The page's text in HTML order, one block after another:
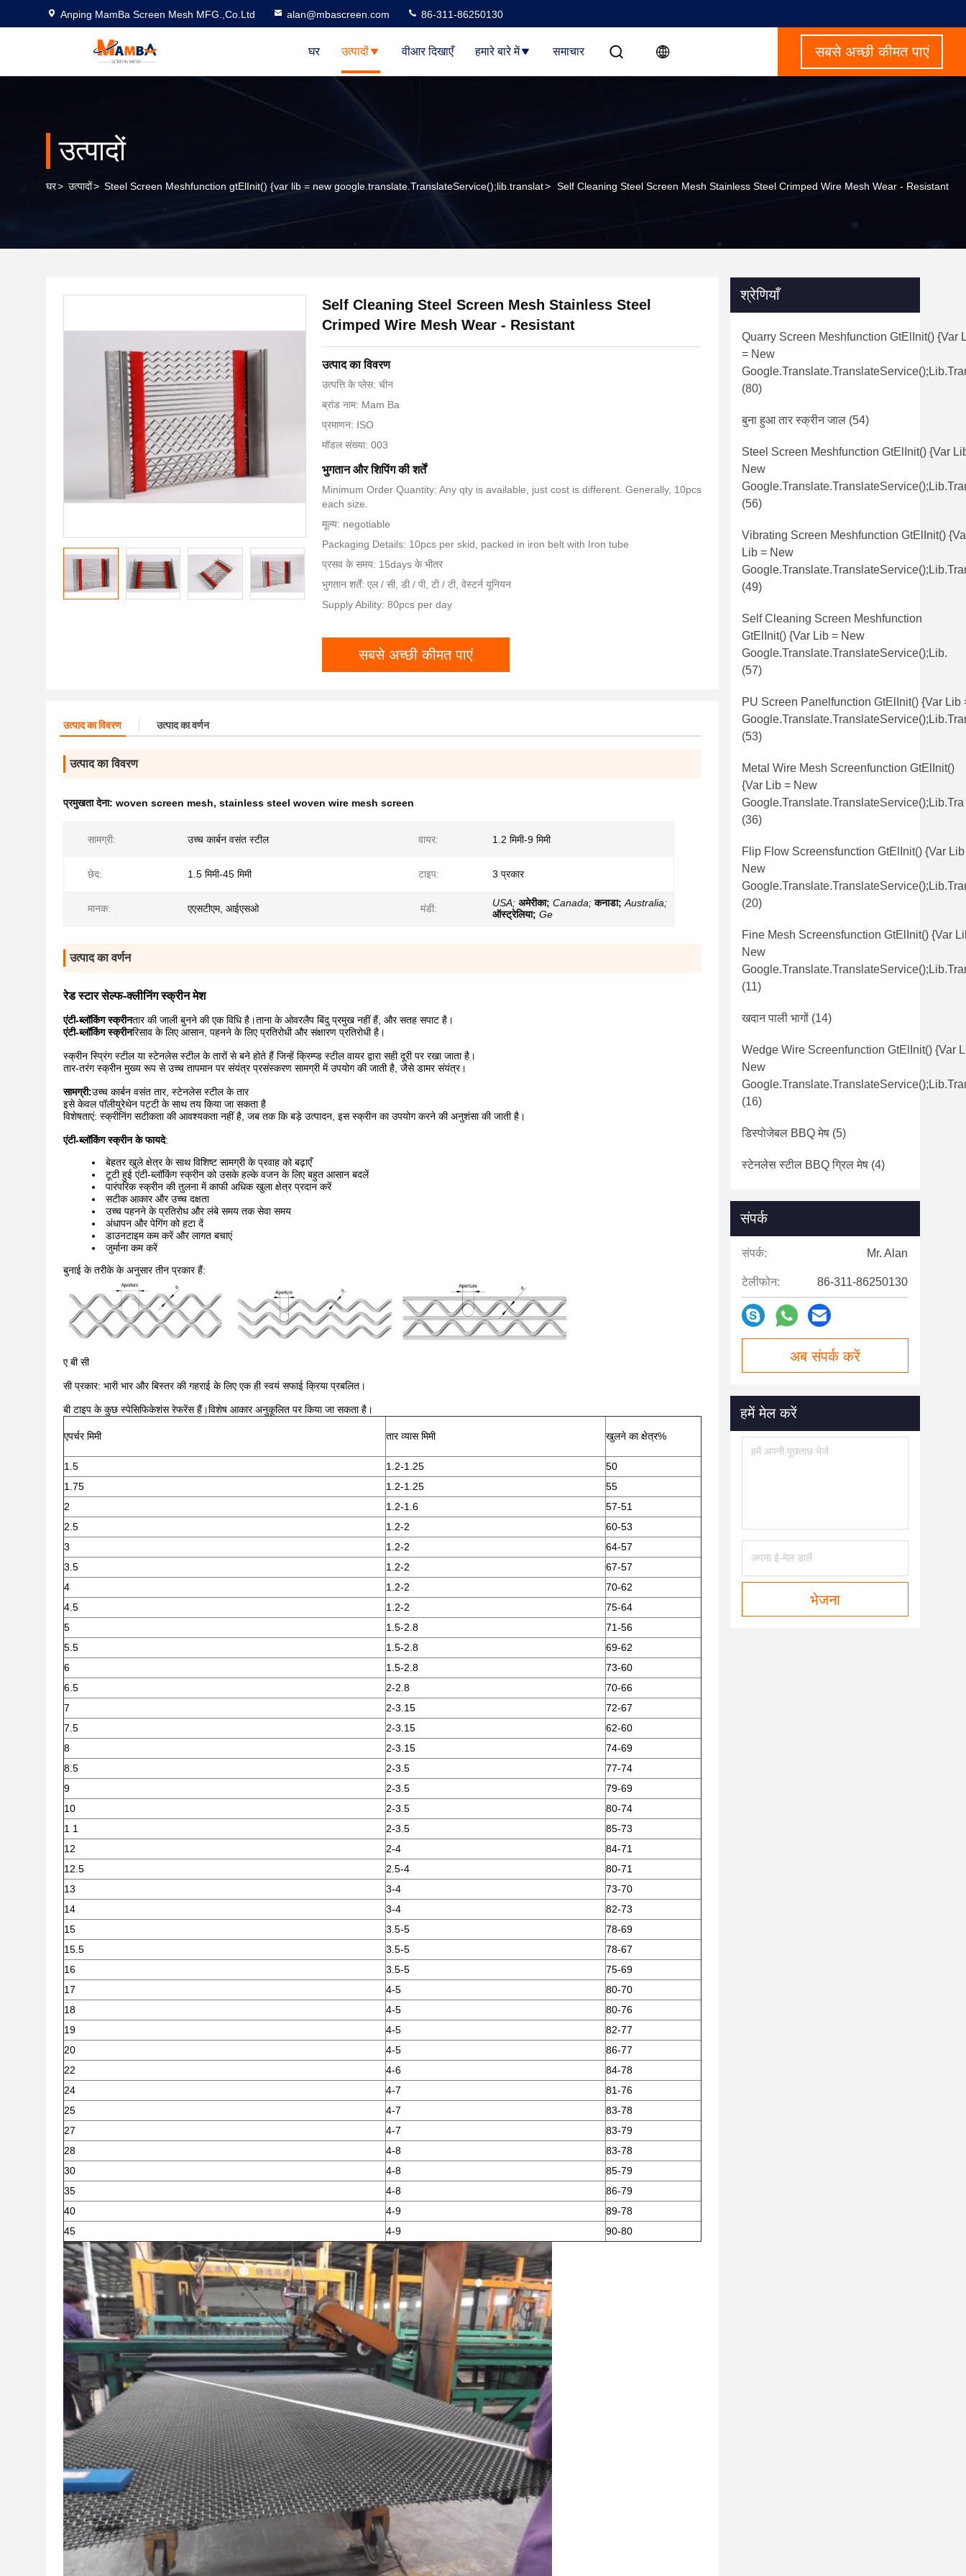
Anping MamBa Screen Mesh MFG.,Co.Ltd alan@mbascreen.com 86-311-86250130
घर उत्पादों वीआर दिखाएँ हमारे बारे में समाचार सबसे अच्छी कीमत पाएं
उत्पादों
घर> उत्पादों> Steel Screen Meshfunction gtElInit() {var lib = new google.translate.TranslateService();lib.translat> Self Cleaning Steel Screen Mesh Stainless Steel Crimped Wire Mesh Wear - Resistant
Self Cleaning Steel Screen Mesh Stainless Steel
Crimped Wire Mesh Wear - Resistant
उत्पाद का विवरण
उत्पत्ति के प्लेस: चीन
ब्रांड नाम: Mam Ba
प्रमाणन: ISO
मॉडल संख्या: 003
भुगतान और शिपिंग की शर्तें
Minimum Order Quantity: Any qty is available, just cost is different. Generally, 10pcs
each size.
मूल्य: negotiable
Packaging Details: 10pcs per skid, packed in iron belt with Iron tube
प्रसव के समय: 15days के भीतर
भुगतान शर्तें: एल / सी, डी / पी, टी / टी, वेस्टर्न यूनियन
Supply Ability: 80pcs per day
सबसे अच्छी कीमत पाएं
उत्पाद का विवरण उत्पाद का वर्णन
उत्पाद का विवरण
प्रमुखता देना: woven screen mesh, stainless steel woven wire mesh screen
सामग्री: उच्च कार्बन वसंत स्टील वायर: 1.2 मिमी-9 मिमी
छेद: 1.5 मिमी-45 मिमी टाइप: 3 प्रकार
मानक: एएसटीएम, आईएसओ मंडी: USA; अमेरीका; Canada; कनाडा; Australia;
ऑस्ट्रेलिया; Ge
उत्पाद का वर्णन
रेड स्टार सेल्फ-क्लीनिंग स्क्रीन मेश
एंटी-ब्लॉकिंग स्क्रीनतार की जाली बुनने की एक विधि है।ताना के ओवरलैप बिंदु प्रमुख नहीं हैं, और सतह सपाट है।
एंटी-ब्लॉकिंग स्क्रीनरिसाव के लिए आसान, पहनने के लिए प्रतिरोधी और संक्षारण प्रतिरोधी है।
स्क्रीन स्प्रिंग स्टील या स्टेनलेस स्टील के तारों से बने होते हैं जिन्हें क्रिम्प्ड स्टील वायर द्वारा सही दूरी पर रखा जाता है।
तार-तरंग स्क्रीन मुख्य रूप से उच्च तापमान पर संयंत्र प्रसंस्करण सामग्री में उपयोग की जाती है, जैसे डामर संयंत्र।
सामग्री:उच्च कार्बन वसंत तार, स्टेनलेस स्टील के तार
इसे केवल पॉलीयुरेथेन पट्टी के साथ तय किया जा सकता है
विशेषताएं: स्क्रीनिंग सटीकता की आवश्यकता नहीं है, जब तक कि बड़े उत्पादन, इस स्क्रीन का उपयोग करने की अनुशंसा की जाती है।
एंटी-ब्लॉकिंग स्क्रीन के फायदे:
बेहतर खुले क्षेत्र के साथ विशिष्ट सामग्री के प्रवाह को बढ़ाएँ
टूटी हुई एंटी-ब्लॉकिंग स्क्रीन को उसके हल्के वजन के लिए बहुत आसान बदलें
पारंपरिक स्क्रीन की तुलना में काफी अधिक खुला क्षेत्र प्रदान करें
सटीक आकार और उच्च दक्षता
उच्च पहनने के प्रतिरोध और लंबे समय तक सेवा समय
अंधापन और पेगिंग को हटा दें
डाउनटाइम कम करें और लागत बचाएं
जुर्माना कम करें
बुनाई के तरीके के अनुसार तीन प्रकार हैं:
ए बी सी
सी प्रकार: भारी भार और बिस्तर की गहराई के लिए एक ही स्वयं सफाई क्रिया प्रबलित।
बी टाइप के कुछ स्पेसिफिकेशंस रेफरेंस हैं।विशेष आकार अनुकूलित पर किया जा सकता है।
एपर्चर मिमी तार व्यास मिमी खुलने का क्षेत्र%
1.5 1.2-1.25
50
1.75
1.2-1.25
55
2
1.2-1.6
57-51
2.5
1.2-2
60-53
3
1.2-2
64-57
3.5
1.2-2
67-57
4
1.2-2
70-62
4.5
1.2-2
75-64
5
1.5-2.8
71-56
5.5
1.5-2.8
69-62
6
1.5-2.8
73-60
6.5
2-2.8
70-66
7
2-3.15
72-67
7.5
2-3.15
62-60
8
2-3.15
74-69
8.5
2-3.5
77-74
9
2-3.5
79-69
10
2-3.5
80-74
1 1
2-3.5
85-73
12
2-4
84-71
12.5
2.5-4
80-71
13
3-4
73-70
14
3-4
82-73
15
3.5-5
78-69
15.5
3.5-5
78-67
16
3.5-5
75-69
17
4-5
80-70
18
4-5
80-76
19
4-5
82-77
20
4-5
86-77
22
4-6
84-78
24
4-7
81-76
25
4-7
83-78
27
4-7
83-79
28
4-8
83-78
30
4-8
85-79
35
4-8
86-79
40
4-9
89-78
45
4-9 90-80
श्रेणियाँ
Quarry Screen Meshfunction GtElInit() {var
= New
(80)
बुना हुआ तार स्क्रीन जाल (54)
Steel Screen Meshfunction GtElInit() {var
New
(56)
Vibrating Screen Meshfunction GtElInit()
Lib = New
(49)
Self Cleaning Screen Meshfunction
GtElInit() {var Lib = New
Google.translate.TranslateService();lib.
(57)
PU Screen Panelfunction GtElInit() {var Lib
(53)
Metal Wire Mesh Screenfunction GtElInit()
{var Lib = New
Google.translate.TranslateService();lib.tra
(36)
Flip Flow Screensfunction GtElInit() {var
New
(20)
Fine Mesh Screensfunction GtElInit() {var
New
(11)
खदान पाली भागों (14)
Wedge Wire Screenfunction GtElInit() {var
New
(16)
डिस्पोजेबल BBQ मेष (5)
स्टेनलेस स्टील BBQ ग्रिल मेष (4)
संपर्क
संपर्क: Mr. Alan
टेलीफोन: 86-311-86250130
अब संपर्क करें
हमें मेल करें
भेजना